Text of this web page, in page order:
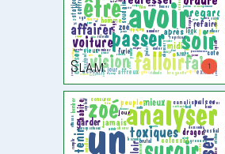
1
Slam: